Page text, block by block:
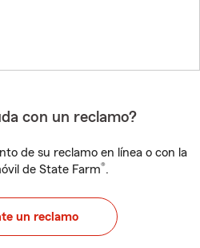
con un reclamo?
de su reclamo en línea o con la
de State Farm®.
un reclamo